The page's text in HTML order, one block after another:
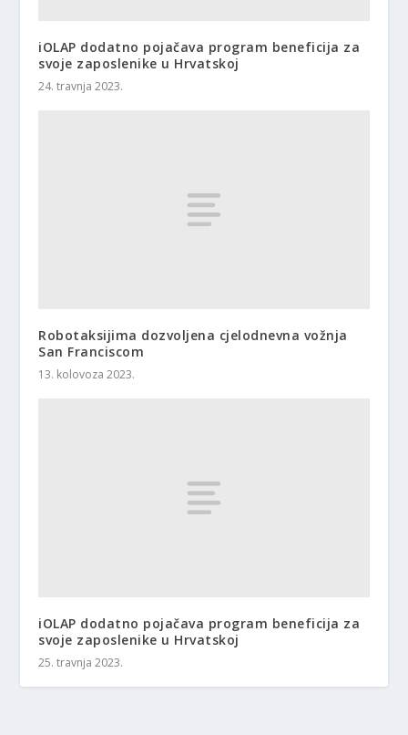
iOLAP dodatno pojačava program beneficija za
svoje zaposlenike u Hrvatskoj
24. travnja 2023.
Robotaksijima dozvoljena cjelodnevna vožnja
San Franciscom
13. kolovoza 2023.
iOLAP dodatno pojačava program beneficija za
svoje zaposlenike u Hrvatskoj
25. travnja 2023.